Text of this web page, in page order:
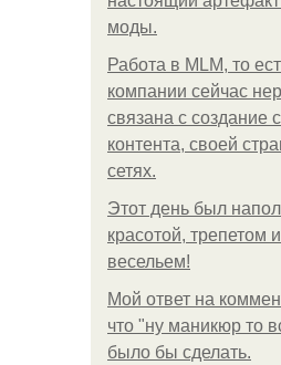
моды.
Работа в MLM, то
компании сейчас
связана с создание
контента, своей
сетях.
Этот день был
красотой, трепетом
весельем!
Мой ответ на
что "ну маникюр то
было бы сделать.